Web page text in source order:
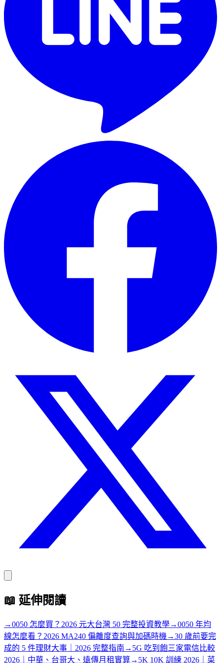
📖 延伸閱讀
→0050 怎麼買？2026 元大台灣 50 完整投資教學→0050 年均
線怎麼看？2026 MA240 偏離度查詢與加碼時機 →30 歲前要完
成的 5 件理財大事｜2026 完整指南 → 5G 吃到飽三家電信比較
2026｜中華、台哥大、遠傳月租實算→ 5K 10K 訓練 2026｜菜